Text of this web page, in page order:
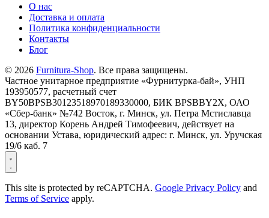
О нас
Доставка и оплата
Политика конфиденциальности
Контакты
Блог
© 2026 Furnitura-Shop. Все права защищены.
Частное унитарное предприятие «Фурнитурка-бай», УНП
193950577, расчетный счет
BY50BPSB30123518970189330000, БИК BPSBBY2X, ОАО
«Сбер-банк» №742 Восток, г. Минск, ул. Петра Мстиславца
13, директор Корень Андрей Тимофеевич, действует на
основании Устава, юридический адрес: г. Минск, ул. Уручская
19/6 каб. 7
This site is protected by reCAPTCHA. Google Privacy Policy and
Terms of Service apply.